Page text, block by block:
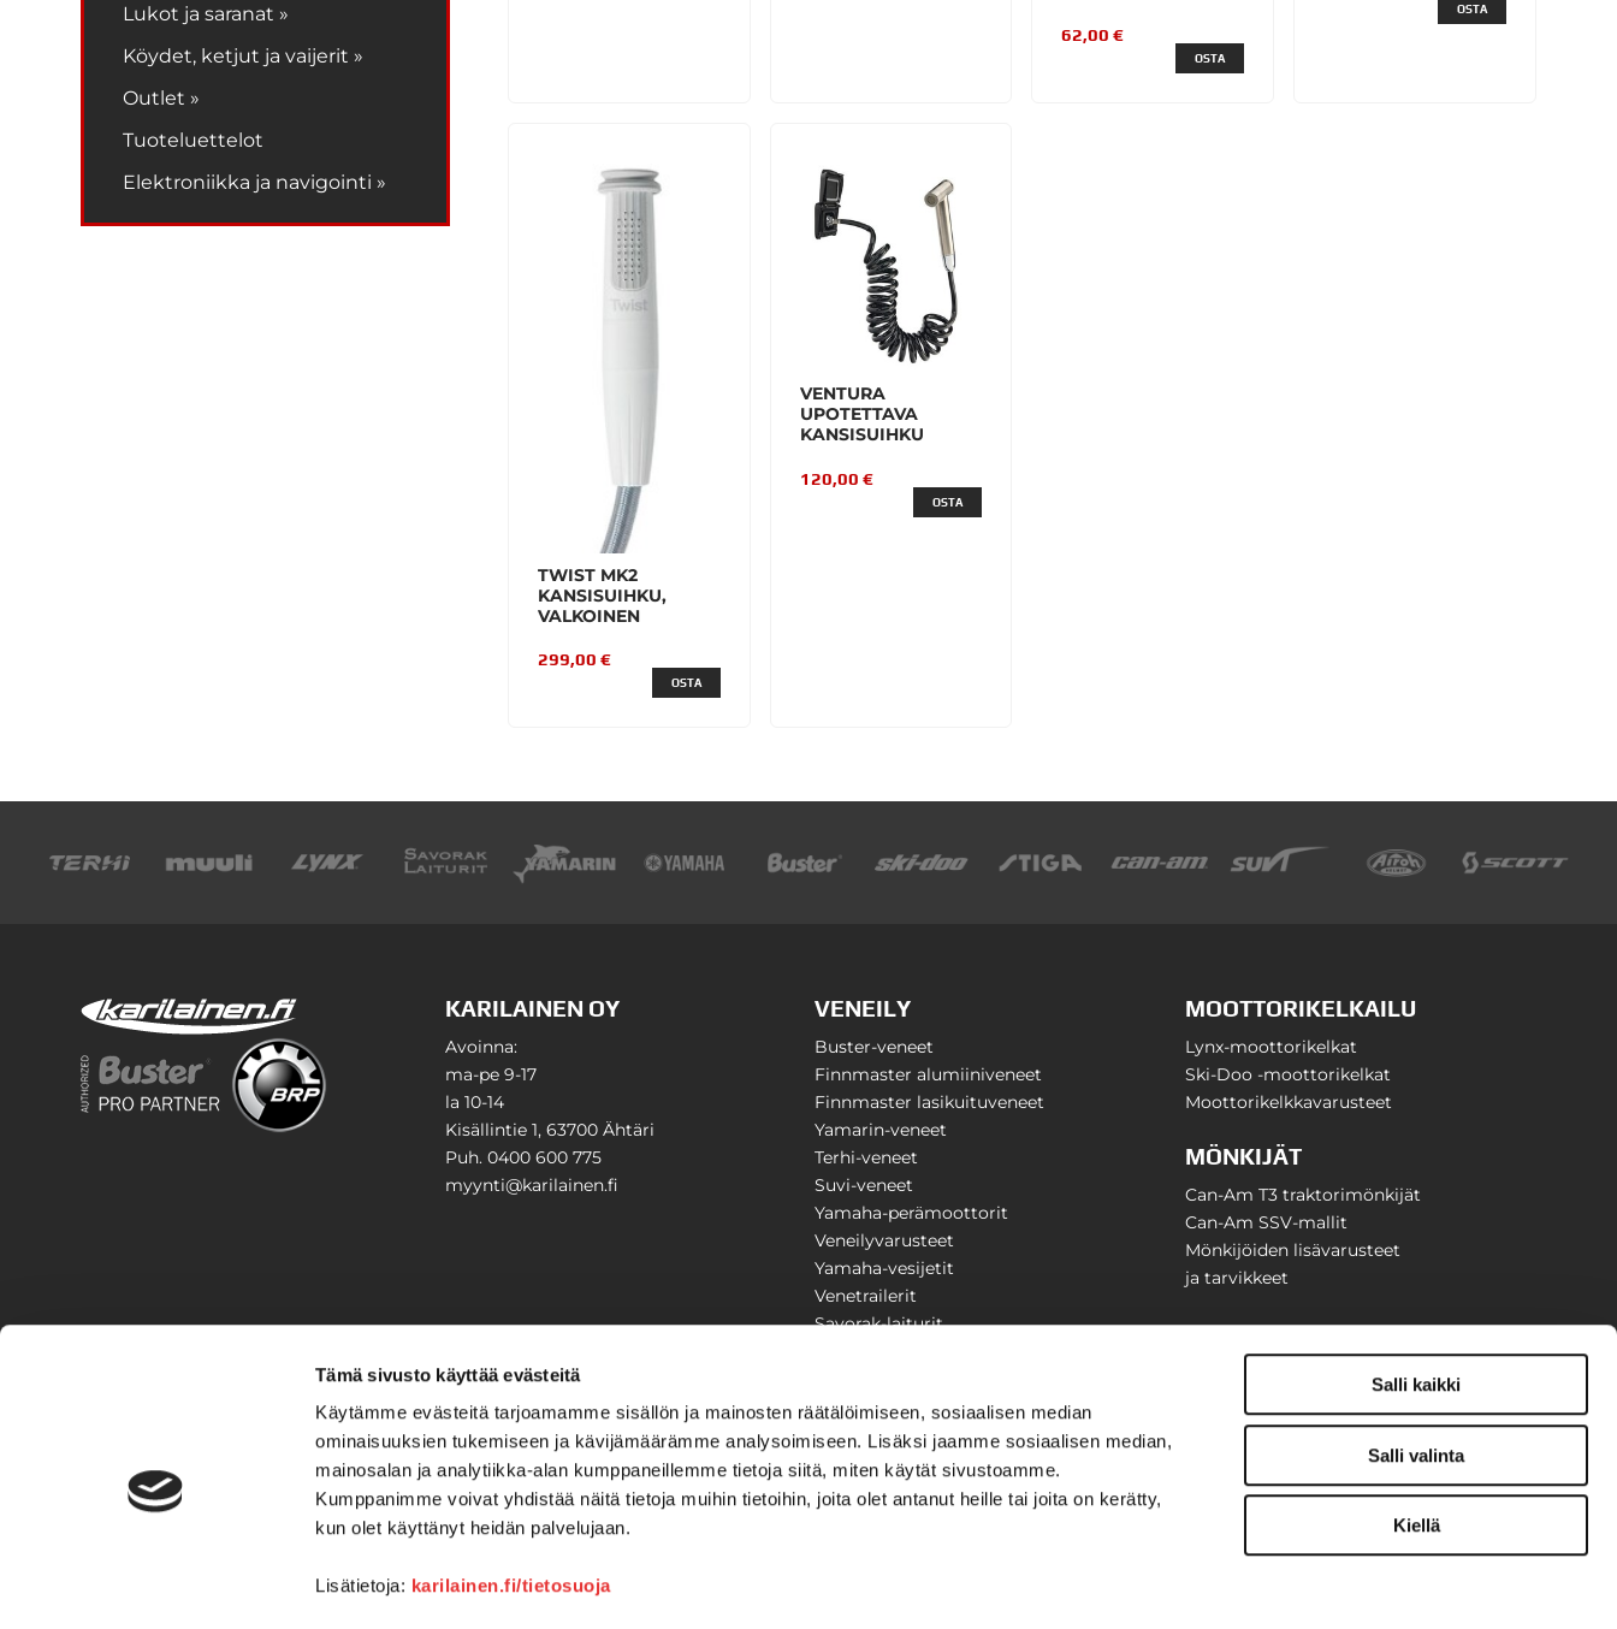
Tämä sivusto käyttää evästeitä
Käytämme evästeitä tarjoamamme sisällön ja mainosten räätälöimiseen, sosiaalisen median
ominaisuuksien tukemiseen ja kävijämäärämme analysoimiseen. Lisäksi jaamme sosiaalisen median,
mainosalan ja analytiikka-alan kumppaneillemme tietoja siitä, miten käytät sivustoamme.
Kumppanimme voivat yhdistää näitä tietoja muihin tietoihin, joita olet antanut heille tai joita on kerätty,
kun olet käyttänyt heidän palvelujaan.
Lisätietoja: karilainen.fi/tietosuoja
Salli kaikki
Salli valinta
Kiellä
Lukot ja saranat »
Köydet, ketjut ja vaijerit »
Outlet »
Tuoteluettelot
Elektroniikka ja navigointi »
62,00 €
OSTA
OSTA
TWIST MK2
KANSISUIHKU,
VALKOINEN
299,00 €
OSTA
VENTURA
UPOTETTAVA
KANSISUIHKU
120,00 €
OSTA
KARILAINEN OY
Avoinna:
ma-pe 9-17
la 10-14
Kisällintie 1, 63700 Ähtäri
Puh. 0400 600 775
myynti@karilainen.fi
VENEILY
Buster-veneet
Finnmaster alumiiniveneet
Finnmaster lasikuituveneet
Yamarin-veneet
Terhi-veneet
Suvi-veneet
Yamaha-perämoottorit
Veneilyvarusteet
Yamaha-vesijetit
Venetrailerit
Savorak-laiturit
MOOTTORIKELKAILU
Lynx-moottorikelkat
Ski-Doo -moottorikelkat
Moottorikelkkavarusteet
MÖNKIJÄT
Can-Am T3 traktorimönkijät
Can-Am SSV-mallit
Mönkijöiden lisävarusteet
ja tarvikkeet
PIHA & PUUTARHA
Stiga
VAIHTOLAITTEET
Veneet
Kelkat ja mönkijät
Yritysesittely
Yhteystiedot
Huolto ja korjaamo
Ajankohtaista